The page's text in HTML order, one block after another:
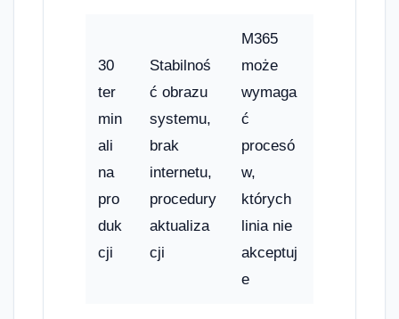
30
ter
min
ali
na
pro
duk
cji
Stabilnoś
ć obrazu
systemu,
brak
internetu,
procedury
aktualiza
cji
M365
może
wymaga
ć
procesó
w,
których
linia nie
akceptuj
e